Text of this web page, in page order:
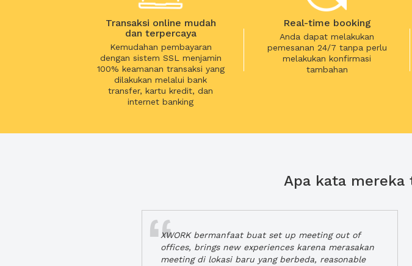
Transaksi online mudah
dan terpercaya
Kemudahan pembayaran
dengan sistem SSL menjamin
100% keamanan transaksi yang
dilakukan melalui bank
transfer, kartu kredit, dan
internet banking
Real-time booking
Anda dapat melakukan
pemesanan 24/7 tanpa perlu
melakukan konfirmasi
tambahan
Apa kata mereka
XWORK bermanfaat buat set up meeting out of
offices, brings new experiences karena merasakan
meeting di lokasi baru yang berbeda, reasonable